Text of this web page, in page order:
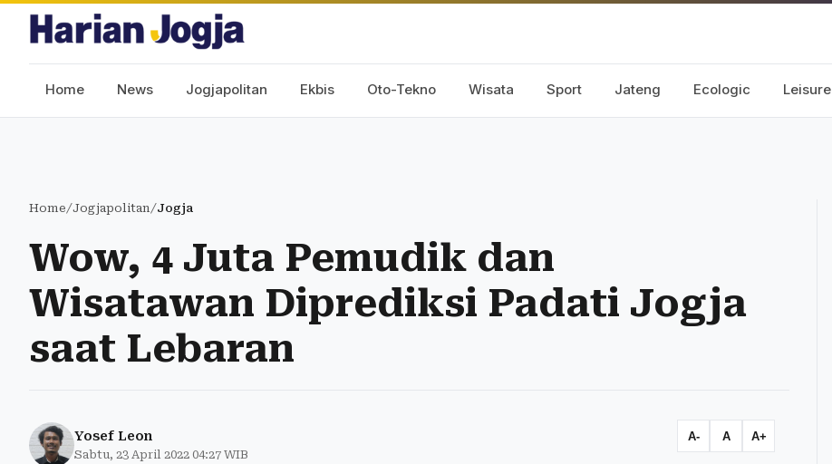
Home News Jogjapolitan Ekbis Oto-Tekno Wisata Sport Jateng Ecologic Leisure
Home/Jogjapolitan/Jogja
Wow, 4 Juta Pemudik dan
Wisatawan Diprediksi Padati Jogja
saat Lebaran
Yosef Leon
Sabtu, 23 April 2022 04:27 WIB
A- A A+